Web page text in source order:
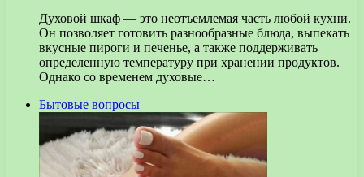
Духовой шкаф — это неотъемлемая часть любой кухни.
Он позволяет готовить разнообразные блюда, выпекать
вкусные пироги и печенье, а также поддерживать
определенную температуру при хранении продуктов.
Однако со временем духовые…
Бытовые вопросы